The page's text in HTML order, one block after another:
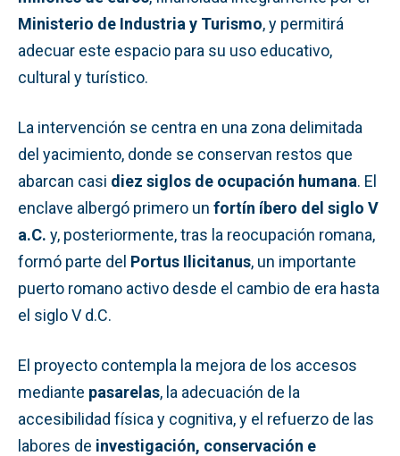
Ministerio de Industria y Turismo, y permitirá
adecuar este espacio para su uso educativo,
cultural y turístico.
La intervención se centra en una zona delimitada
del yacimiento, donde se conservan restos que
abarcan casi diez siglos de ocupación humana. El
enclave albergó primero un fortín íbero del siglo V
a.C. y, posteriormente, tras la reocupación romana,
formó parte del Portus Ilicitanus, un importante
puerto romano activo desde el cambio de era hasta
el siglo V d.C.
El proyecto contempla la mejora de los accesos
mediante pasarelas, la adecuación de la
accesibilidad física y cognitiva, y el refuerzo de las
labores de investigación, conservación e